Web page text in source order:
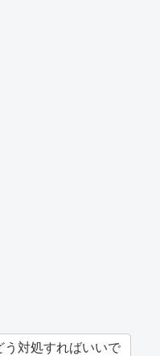
う対処すればいいで